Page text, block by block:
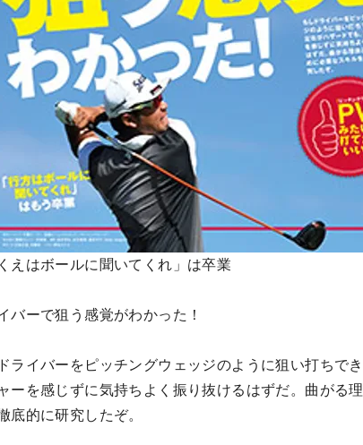
くえはボールに聞いてくれ」は卒業
バーで狙う感覚がわかった！
ライバーをピッチングウェッジのように狙い打ちで
ーを感じずに気持ちよく振り抜けるはずだ。曲がる
底的に研究したぞ。